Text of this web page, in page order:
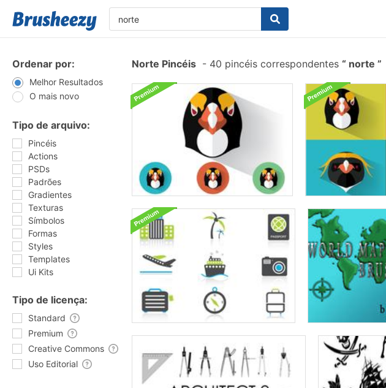
Ordenar por:
Melhor Resultados
O mais novo
Tipo de arquivo:
Pincéis
Actions
PSDs
Padrões
Gradientes
Texturas
Símbolos
Formas
Styles
Templates
Ui Kits
Tipo de licença:
Standard
Premium
Creative Commons
Uso Editorial
Norte Pincéis - 40 pincéis correspondentes norte